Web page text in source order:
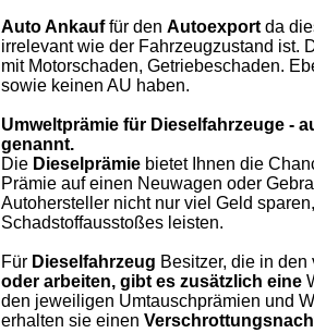
Auto Ankauffür den Autoexport da
irrelevant wie der Fahrzeugzustand ist.
mit Motorschaden, Getriebeschaden.
sowie keinen AU haben.
Umweltprämie für Dieselfahrzeuge -
genannt.
Die Dieselprämie bietet Ihnen die
Prämie auf einen Neuwagen oder
Autohersteller nicht nur viel Geld
Schadstoffausstoßes leisten.
Für Dieselfahrzeug Besitzer, die in den
oder arbeiten, gibt es zusätzlich eine
den jeweiligen Umtauschprämien und
erhalten sie einen